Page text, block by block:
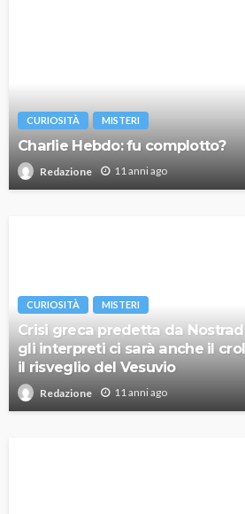
CURIOSITÀ MISTERI
Charlie Hebdo: fu complotto?
Redazione 11 anni ago
CURIOSITÀ MISTERI
Crisi greca predetta da
gli interpreti ci sarà anche il
il risveglio del Vesuvio
Redazione 11 anni ago